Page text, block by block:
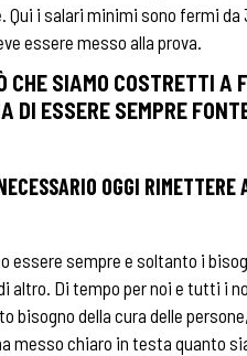
i salari minimi sono fermi
essere messo alla prova.
CHE SIAMO COSTRETTI A
DI ESSERE SEMPRE
OGGI
essere sempre e soltanto i
Di tempo per noi e tutti i
bisogno della cura delle
messo chiaro in testa quanto